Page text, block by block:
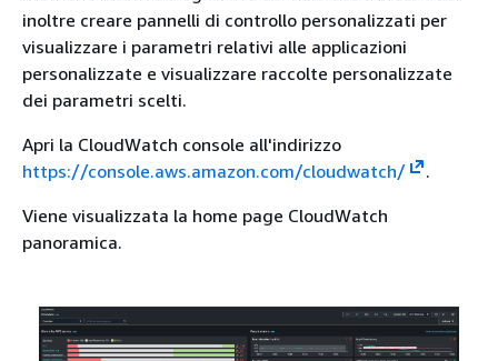
inoltre creare pannelli di controllo personalizzati per
visualizzare i parametri relativi alle applicazioni
personalizzate e visualizzare raccolte personalizzate
dei parametri scelti.
Apri la CloudWatch console all'indirizzo
https://console.aws.amazon.com/cloudwatch/
.
Viene visualizzata la home page CloudWatch
panoramica.